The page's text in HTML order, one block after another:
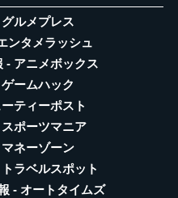
ルメプレス
ンタメラッシュ
- アニメボックス
ームハック
ティーポスト
ポーツマニア
ネーゾーン
ラベルスポット
- オートタイムズ